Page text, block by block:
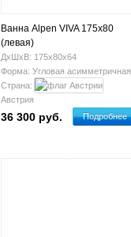
Ванна Alpen VIVA 175x80
(левая)
ДхШхВ: 175х80х64
Форма: Угловая асимметричная
Страна:
Австрия
36 300 руб. Подробнее